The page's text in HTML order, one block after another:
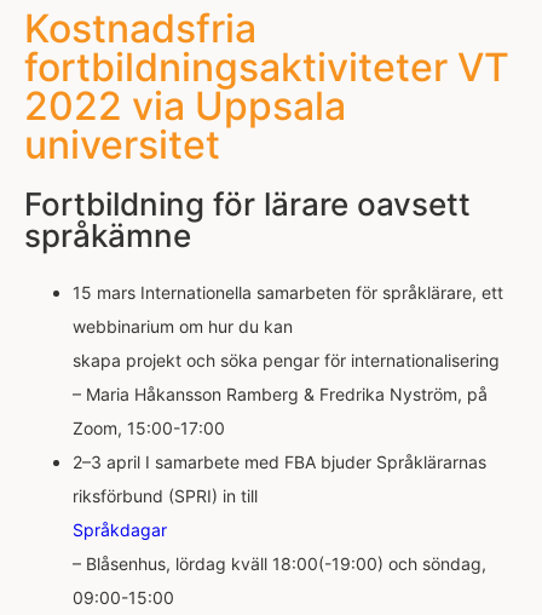
Kostnadsfria
fortbildningsaktiviteter VT
2022 via Uppsala
universitet
Fortbildning för lärare oavsett
språkämne
15 mars Internationella samarbeten för språklärare, ett
webbinarium om hur du kan
skapa projekt och söka pengar för internationalisering
– Maria Håkansson Ramberg & Fredrika Nyström, på
Zoom, 15:00-17:00
2–3 april I samarbete med FBA bjuder Språklärarnas
riksförbund (SPRI) in till
Språkdagar
– Blåsenhus, lördag kväll 18:00(-19:00) och söndag,
09:00-15:00